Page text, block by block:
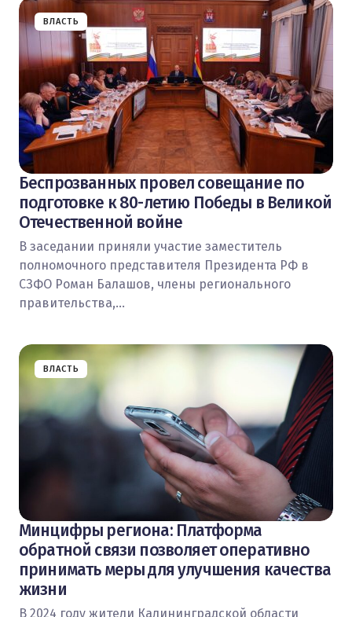
ВЛАСТЬ
Беспрозванных провел совещание по
подготовке к 80-летию Победы в Великой
Отечественной войне
В заседании приняли участие заместитель
полномочного представителя Президента РФ в
СЗФО Роман Балашов, члены регионального
правительства,…
ВЛАСТЬ
Минцифры региона: Платформа
обратной связи позволяет оперативно
принимать меры для улучшения качества
жизни
В 2024 году жители Калининградской области